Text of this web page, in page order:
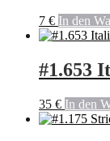
7 € In den
#1.653
35 € In den